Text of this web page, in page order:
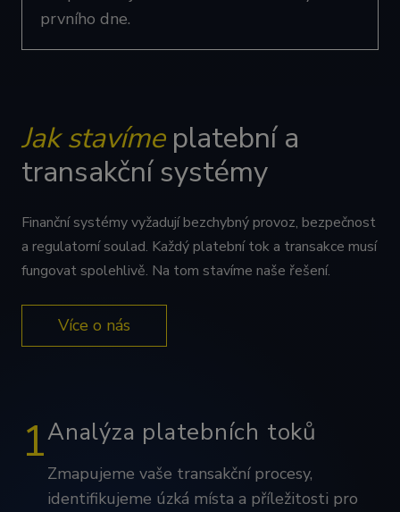
prvního dne.
Jak stavíme platební a
transakční systémy
Finanční systémy vyžadují bezchybný provoz, bezpečnost
a regulatorní soulad. Každý platební tok a transakce musí
fungovat spolehlivě. Na tom stavíme naše řešení.
Více o nás
1Analýza platebních toků
Zmapujeme vaše transakční procesy,
identifikujeme úzká místa a příležitosti pro